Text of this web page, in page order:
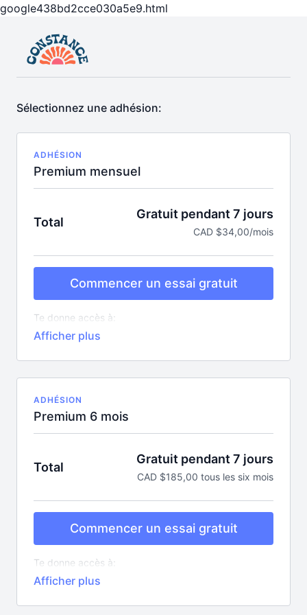
google438bd2cce030a5e9.html
Sélectionnez une adhésion:
ADHÉSION
Premium mensuel
Total
Gratuit pendant 7 jours
CAD $34,00/mois
Commencer un essai gratuit
Te donne accès à:
Tous les cours en ligne pour bouger (plus de 10
nouveaux par semaine)
Plus de 350 recettes
Toutes les nouveautés sans aucun supplément!
ADHÉSION
Premium 6 mois
Total
Gratuit pendant 7 jours
CAD $185,00 tous les six mois
Commencer un essai gratuit
Te donne accès à:
Tous les cours en ligne pour bouger (plus de 10
nouveaux par semaine)
Plus de 350 recettes